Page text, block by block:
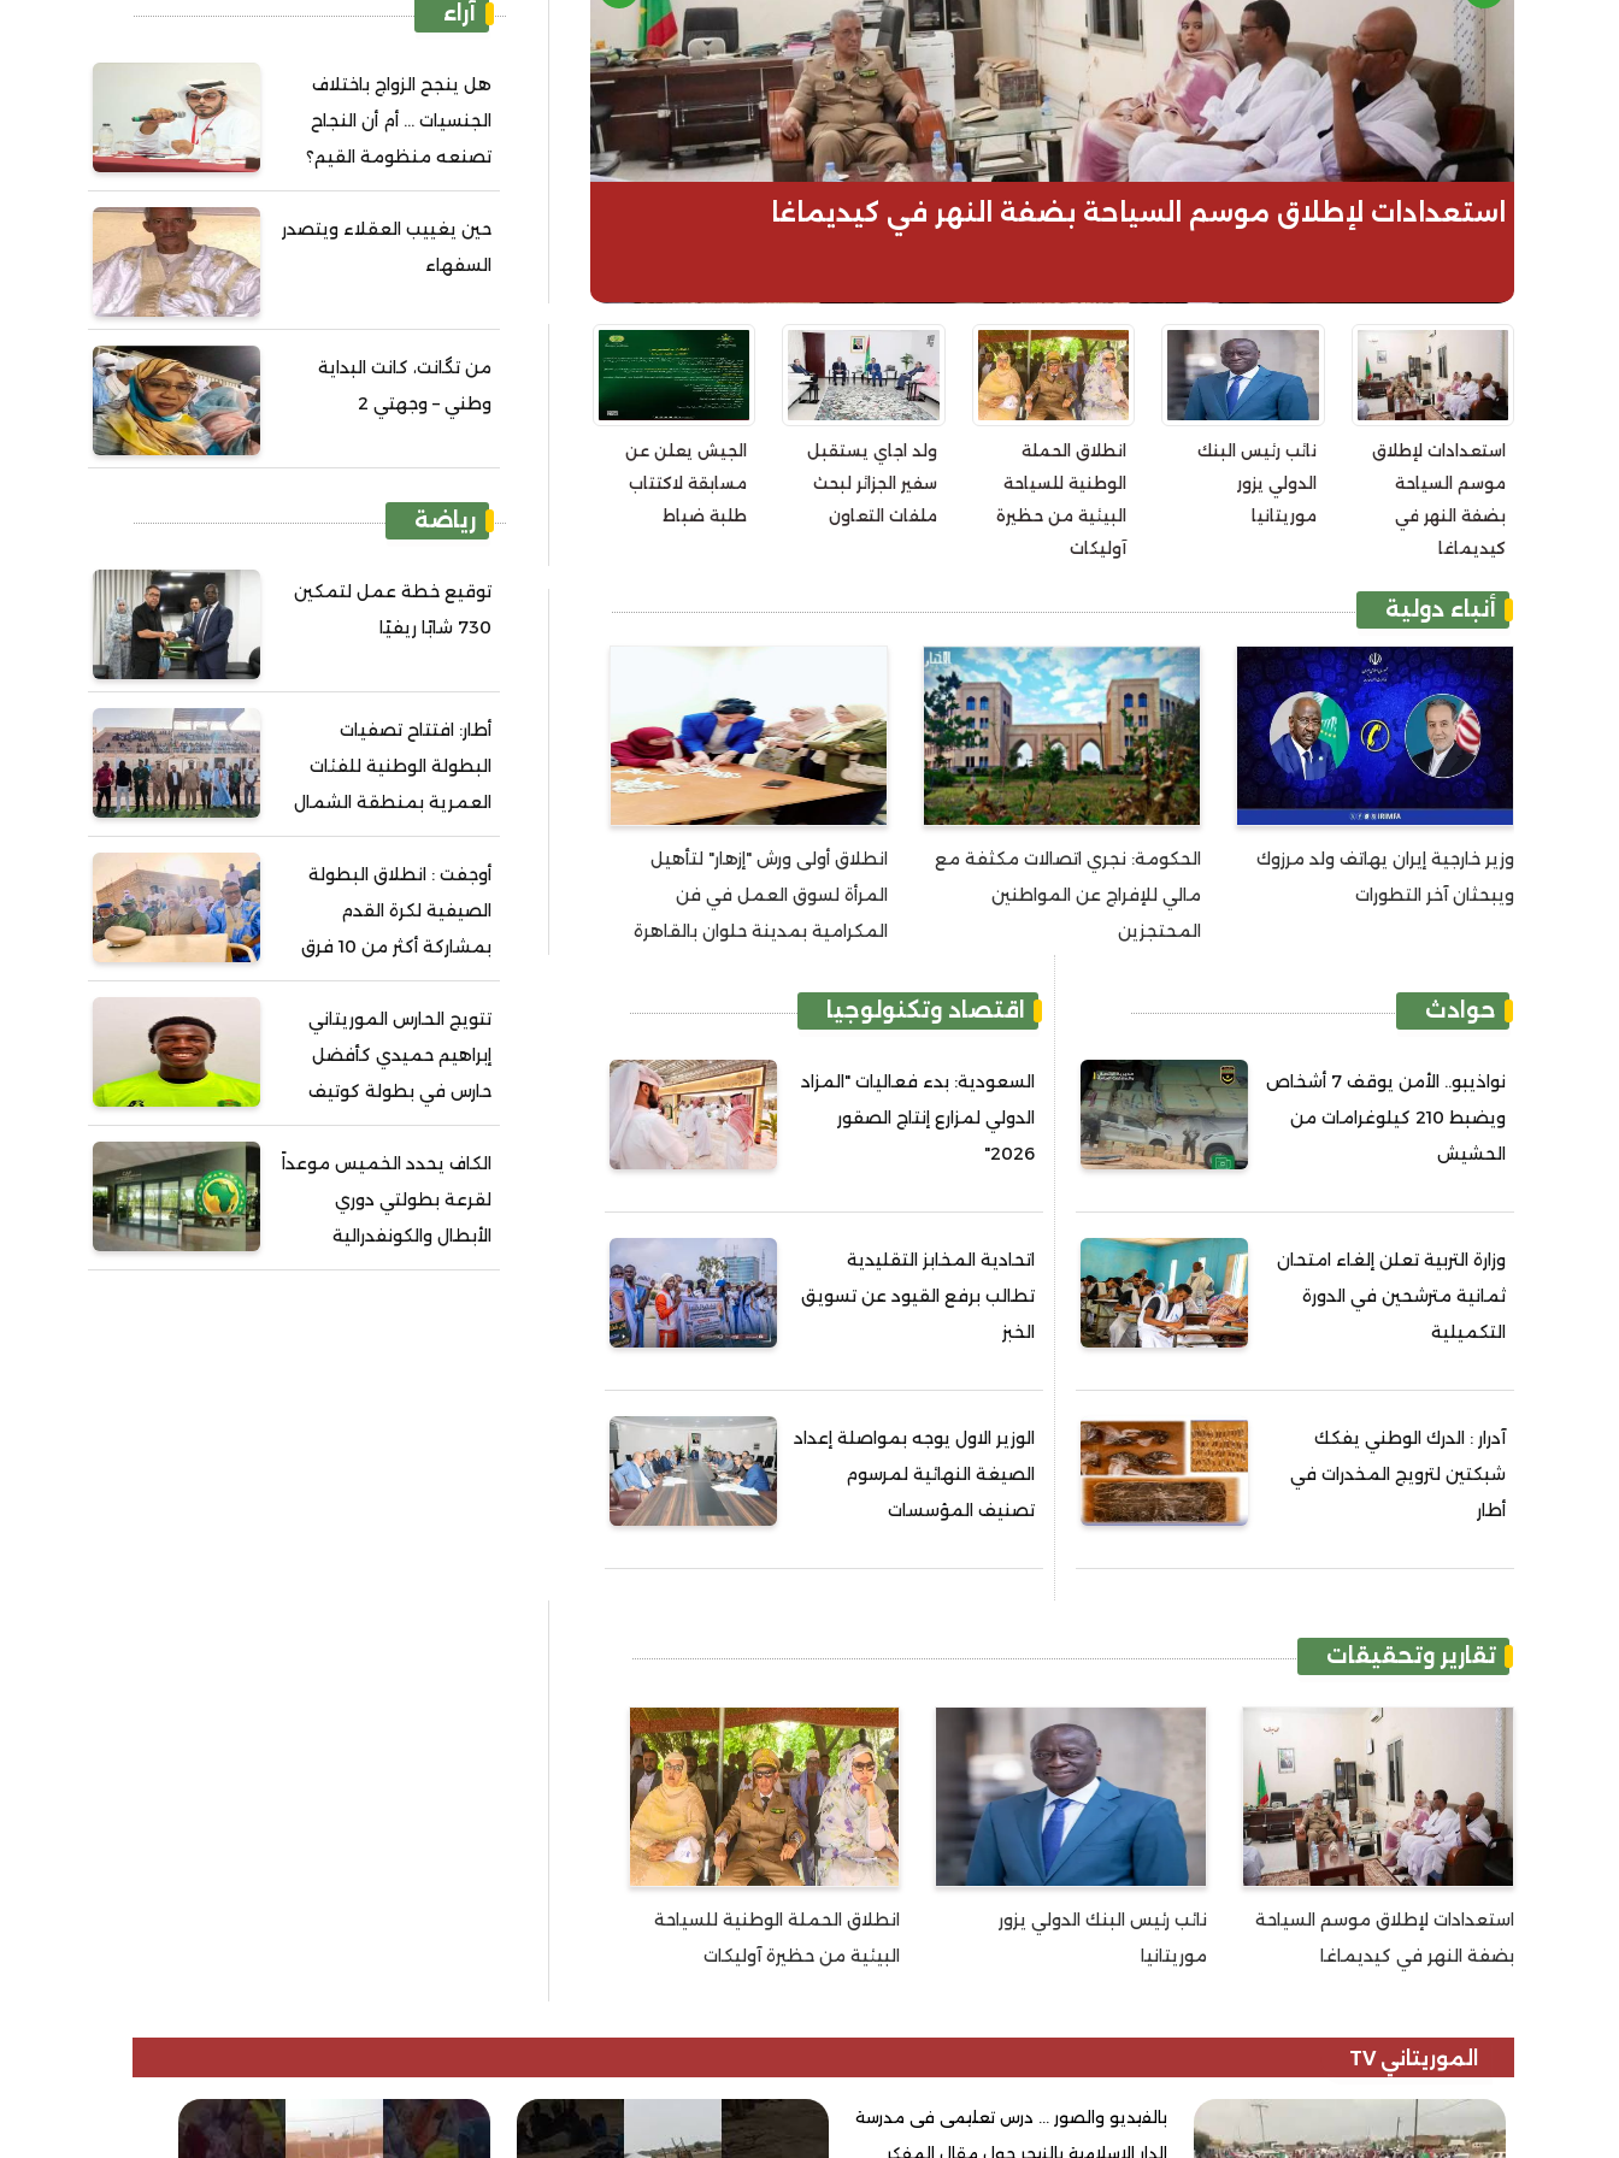
استعدادات لإطلاق موسم السياحة بضفة النهر في كيديماغا
استعدادات لإطلاق
موسم السياحة
بضفة النهر في
كيديماغا
نائب رئيس البنك
الدولي يزور
موريتانيا
انطلاق الحملة
الوطنية للسياحة
البيئية من حظيرة
آوليكات
ولد اجاي يستقبل
سفير الجزائر لبحث
ملفات التعاون
الجيش يعلن عن
مسابقة لاكتتاب
طلبة ضباط
أنباء دولية
وزير خارجية إيران يهاتف ولد مرزوك
ويبحثان آخر التطورات
الحكومة: نجري اتصالات مكثفة مع
مالي للإفراج عن المواطنين
المحتجزين
انطلاق أولى ورش "إزهار" لتأهيل
المرأة لسوق العمل في فن
المكرامية بمدينة حلوان بالقاهرة
حوادث
نواذيبو.. الأمن يوقف 7 أشخاص
ويضبط 210 كيلوغرامات من
الحشيش
وزارة التربية تعلن إلغاء امتحان
ثمانية مترشحين في الدورة
التكميلية
آدرار : الدرك الوطني يفكك
شبكتين لترويج المخدرات في
أطار
اقتصاد وتكنولوجيا
السعودية: بدء فعاليات "المزاد
الدولي لمزارع إنتاج الصقور
2026"
اتحادية المخابز التقليدية
تطالب برفع القيود عن تسويق
الخبز
الوزير الاول يوجه بمواصلة إعداد
الصيغة النهائية لمرسوم
تصنيف المؤسسات
تقارير وتحقيقات
استعدادات لإطلاق موسم السياحة
بضفة النهر في كيديماغا
نائب رئيس البنك الدولي يزور
موريتانيا
انطلاق الحملة الوطنية للسياحة
البيئية من حظيرة آوليكات
آراء
هل ينجح الزواج باختلاف
الجنسيات ... أم أن النجاح
تصنعه منظومة القيم؟
حين يغييب العقلاء ويتصدر
السفهاء
من تگانت، كانت البداية
وطني – وجهتي 2
رياضة
توقيع خطة عمل لتمكين
730 شابًا ريفيًا
أطار: افتتاح تصفيات
البطولة الوطنية للفئات
العمرية بمنطقة الشمال
أوجفت : انطلاق البطولة
الصيفية لكرة القدم
بمشاركة أكثر من 10 فرق
تتويج الحارس الموريتاني
إبراهيم حميدي كأفضل
حارس في بطولة كوتيف
الكاف يحدد الخميس موعداً
لقرعة بطولتي دوري
الأبطال والكونفدرالية
الموريتاني TV
بالفيديو والصور ... درس تعليمى فى مدرسة
الدار الإسلامية بالنيجر حول مقال المفكر